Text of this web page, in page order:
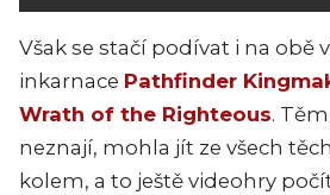
Však se stačí podívat i na obě
inkarnace Pathfinder
Wrath of the Righteous.
neznají, mohla jít ze všech
kolem, a to ještě videohry